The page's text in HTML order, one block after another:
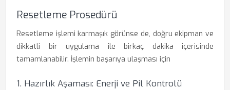
Resetleme Prosedürü
Resetleme işlemi karmaşık görünse de, doğru ekipman ve
dikkatli bir uygulama ile birkaç dakika içerisinde
tamamlanabilir. İşlemin başarıya ulaşması için
1. Hazırlık Aşaması: Enerji ve Pil Kontrolü